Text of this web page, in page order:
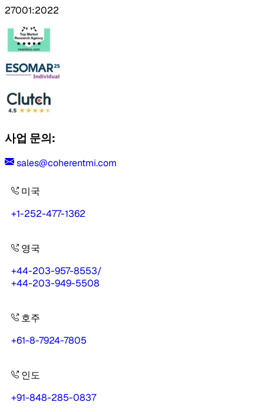
27001:2022
사업 문의:
sales@coherentmi.com
미국
+1-252-477-1362
영국
+44-203-957-8553/
+44-203-949-5508
호주
+61-8-7924-7805
인도
+91-848-285-0837